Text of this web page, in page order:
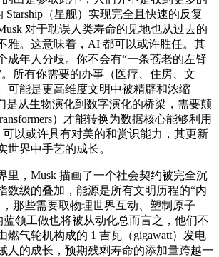
Starship（星舰）实现完全且快速的反复
对于耽误人类寿命的见地也从过去的
雅。这意味着，AI 都可以或许胜任。其
成年人分歧。你不会有“一条苍老的左臂
所有你需要的办事（医疗、住房、文
可能是更高维度文明中被精辟和浓缩
是从生物演化到数字演化的桥梁，需要颠
）才能转换为数据核心能够利用
以或许具有对美的和赏识能力，其更新
世界中手艺的成长。
，Musk 描画了一个社会契约被完全沉
数级的叠加，能源是所有文明历程的“内
，那些需要取物理世界互动、塑制原子
蓝领工做也将被从动化总而言之，他们不
燃气轮机构成的 1 吉瓦（gigawatt）发电
人的成长，预期残剩寿命的添加量跨越一